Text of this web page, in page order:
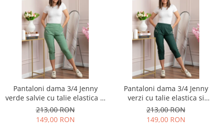
Pantaloni dama 3/4 Jenny
verde salvie cu talie elastica si
fermoare decorative
213,00 RON
149,00 RON
Pantaloni dama 3/4 Jenny
verzi cu talie elastica si
fermoare decorative
213,00 RON
149,00 RON